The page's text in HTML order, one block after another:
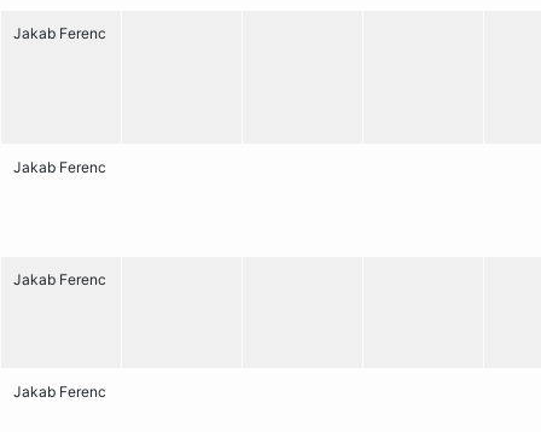
Jakab Ferenc
Jakab Ferenc
Jakab Ferenc
Jakab Ferenc